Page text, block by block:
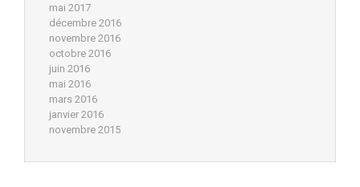
mai 2017
décembre 2016
novembre 2016
octobre 2016
juin 2016
mai 2016
mars 2016
janvier 2016
novembre 2015